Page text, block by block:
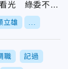
光 綠委不忍
立雄
職 記過